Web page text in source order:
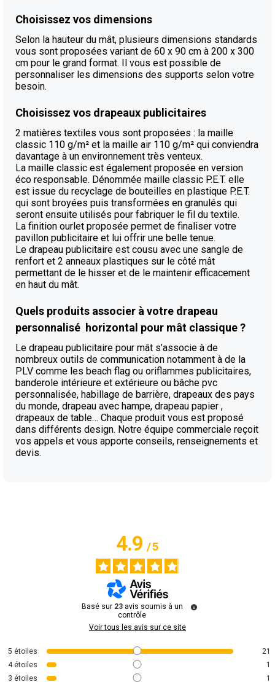
Choisissez vos dimensions
Selon la hauteur du mât, plusieurs dimensions standards
vous sont proposées variant de 60 x 90 cm à 200 x 300
cm pour le grand format. Il vous est possible de
personnaliser les dimensions des supports selon votre
besoin.
Choisissez vos drapeaux publicitaires
2 matières textiles vous sont proposées : la maille
classic 110 g/m² et la maille air 110 g/m² qui conviendra
davantage à un environnement très venteux.
La maille classic est également proposée en version
éco responsable. Dénommée maille classic P.E.T. elle
est issue du recyclage de bouteilles en plastique P.E.T.
qui sont broyées puis transformées en granulés qui
seront ensuite utilisés pour fabriquer le fil du textile.
La finition ourlet proposée permet de finaliser votre
pavillon publicitaire et lui offrir une belle tenue.
Le drapeau publicitaire est cousu avec une sangle de
renfort et 2 anneaux plastiques sur le côté mât
permettant de le hisser et de le maintenir efficacement
en haut du mât.
Quels produits associer à votre drapeau
personnalisé horizontal pour mât classique ?
Le drapeau publicitaire pour mât s’associe à de
nombreux outils de communication notamment à de la
PLV comme les beach flag ou oriflammes publicitaires,
banderole intérieure et extérieure ou bâche pvc
personnalisée, habillage de barrière, drapeaux des pays
du monde, drapeau avec hampe, drapeau papier ,
drapeaux de table… Chaque produit vous est proposé
dans différents design. Notre équipe commerciale reçoit
vos appels et vous apporte conseils, renseignements et
devis.
4.9/5
Basé sur 23 avis soumis à un
contrôle
Voir tous les avis sur ce site
5 étoiles
21
4 étoiles
1
3 étoiles 1